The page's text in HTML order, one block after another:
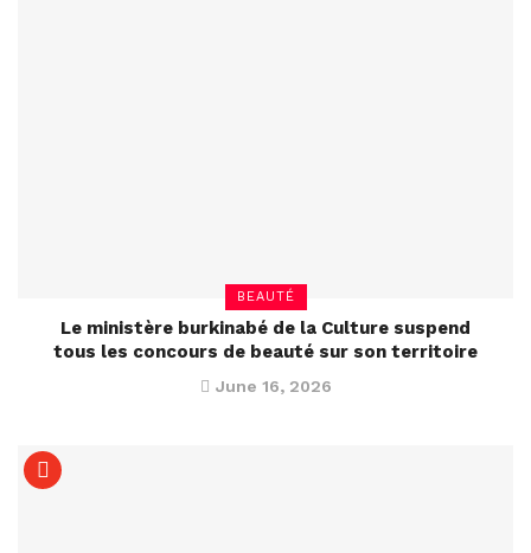
BEAUTÉ
Le ministère burkinabé de la Culture suspend
tous les concours de beauté sur son territoire
June 16, 2026